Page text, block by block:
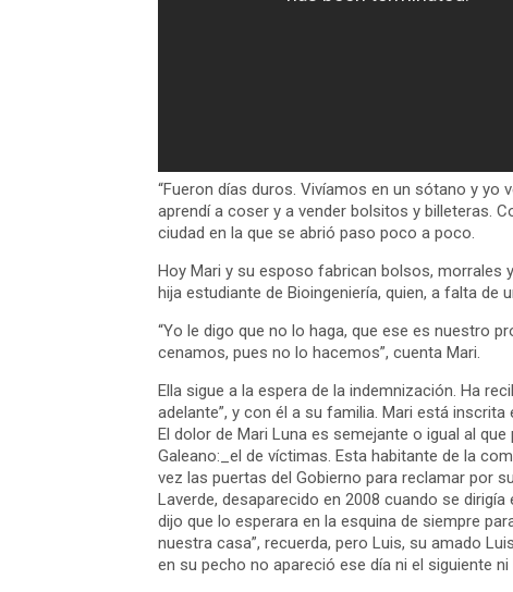
“Fueron días duros. Vivíamos en un sótano y
aprendí a coser y a vender bolsitos y billeteras.
ciudad en la que se abrió paso poco a poco.
Hoy Mari y su esposo fabrican bolsos, morrales
hija estudiante de Bioingeniería, quien, a falta
“Yo le digo que no lo haga, que ese es nuestro
cenamos, pues no lo hacemos”, cuenta Mari.
Ella sigue a la espera de la indemnización. Ha
adelante”, y con él a su familia. Mari está
El dolor de Mari Luna es semejante o igual al que
Galeano:_el de víctimas. Esta habitante de la
vez las puertas del Gobierno para reclamar por
Laverde, desaparecido en 2008 cuando se dirigía
dijo que lo esperara en la esquina de siempre
nuestra casa”, recuerda, pero Luis, su amado
en su pecho no apareció ese día ni el siguiente